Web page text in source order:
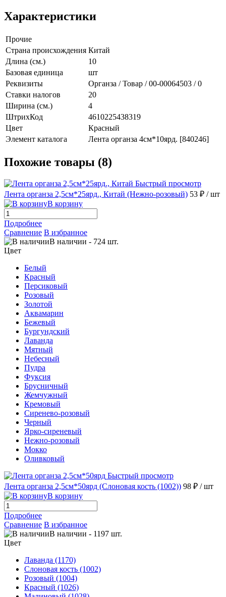
Характеристики
Прочие
Страна происхождения Китай
Длина (см.)
10
Базовая единица
шт
Реквизиты
Органза / Товар / 00-00064503 / 0
Ставки налогов
20
Ширина (см.)
4
ШтрихКод
4610225438319
Цвет
Красный
Элемент каталога
Лента органза 4см*10ярд. [840246]
Похожие товары (8)
Быстрый просмотр
Лента органза 2,5см*25ярд., Китай (Нежно-розовый) 53 ₽ / шт
В корзину
Подробнее
Сравнение В избранное
В наличии - 724 шт.
Цвет
Белый
Красный
Персиковый
Розовый
Золотой
Аквамарин
Бежевый
Бургундский
Лаванда
Мятный
Небесный
Пудра
Фуксия
Брусничный
Жемчужный
Кремовый
Сиренево-розовый
Черный
Ярко-сиреневый
Нежно-розовый
Мокко
Оливковый
Быстрый просмотр
Лента органза 2,5см*50ярд (Слоновая кость (1002)) 98 ₽ / шт
В корзину
Подробнее
Сравнение В избранное
В наличии - 1197 шт.
Цвет
Лаванда (1170)
Слоновая кость (1002)
Розовый (1004)
Красный (1026)